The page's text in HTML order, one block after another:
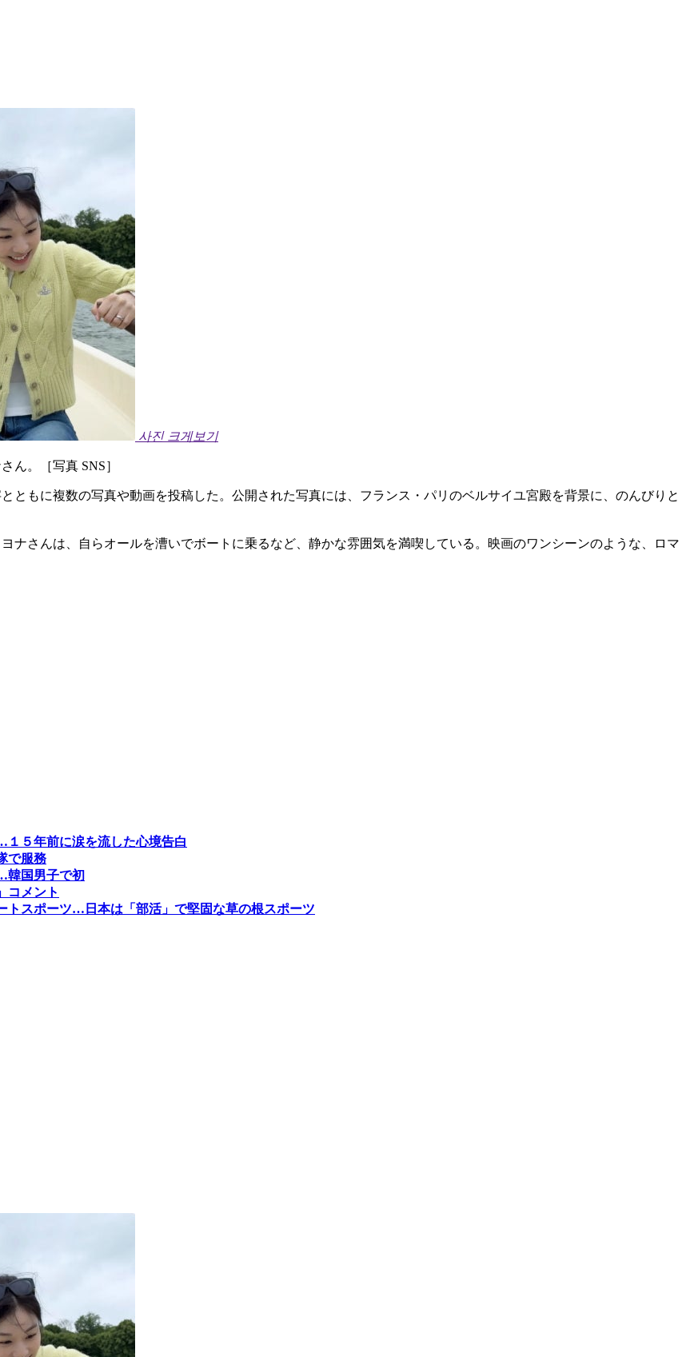
사진 크게보기
ん。［写真 SNS］
ともに複数の写真や動画を投稿した。公開された写真には、フランス・パリのベルサイユ宮殿を背景に、のんびりと
ナさんは、自らオールを漕いでボートに乗るなど、静かな雰囲気を満喫している。映画のワンシーンのような、ロマ
５年前に涙を流した心境告白
で服務
韓国男子で初
コメント
トスポーツ…日本は「部活」で堅固な草の根スポーツ